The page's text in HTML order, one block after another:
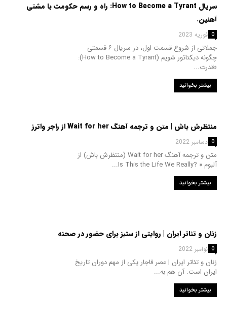
سریال How to Become a Tyrant: راه و رسم حکومت با مشتی
آهنین.
14 فوریه 2023
0
جملاتی از شروع قسمت اول، در سریال ۶ قسمتی
چگونه دیکتاتور شویم (How to Become a Tyrant):
«قدرت...
بیشتر بخوانید
منتظرش باش | متن و ترجمه آهنگ Wait for her از راجر واترز
29 دسامبر 2022
0
متن و ترجمه آهنگ Wait for her (منتظرش باش) از
آلبوم « ?Is This the Life We Really...
بیشتر بخوانید
زنان و تئاتر ایران | روایتی از ستیز برای حضور در صحنه
24 نوامبر 2022
0
زنان و تئاتر ایران | عصر قاجار یکی از مهم دوران تاریخ
ایران است. آن هم به...
بیشتر بخوانید